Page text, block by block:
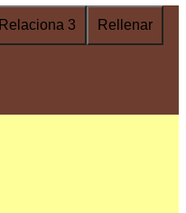
Relaciona 3 Rellenar